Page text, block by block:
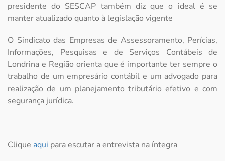
presidente do SESCAP também diz que o ideal é se
manter atualizado quanto à legislação vigente
O Sindicato das Empresas de Assessoramento, Perícias,
Informações, Pesquisas e de Serviços Contábeis de
Londrina e Região orienta que é importante ter sempre o
trabalho de um empresário contábil e um advogado para
realização de um planejamento tributário efetivo e com
segurança jurídica.
Clique aqui para escutar a entrevista na íntegra